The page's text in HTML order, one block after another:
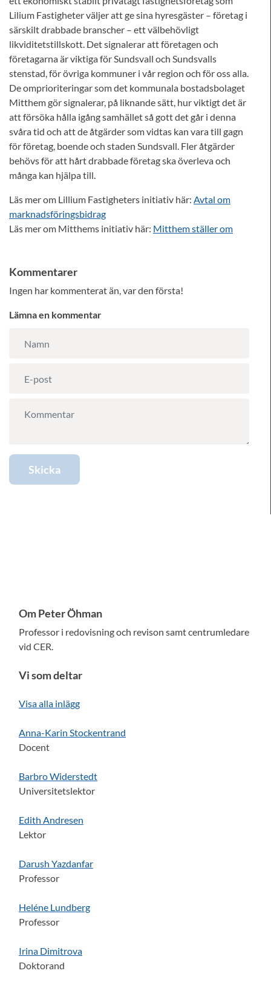
Lilium Fastigheter väljer att ge sina hyresgäster – företag i
särskilt drabbade branscher – ett välbehövligt
likviditetstillskott. Det signalerar att företagen och
företagarna är viktiga för Sundsvall och Sundsvalls
stenstad, för övriga kommuner i vår region och för oss alla.
De omprioriteringar som det kommunala bostadsbolaget
Mitthem gör signalerar, på liknande sätt, hur viktigt det är
att försöka hålla igång samhället så gott det går i denna
svåra tid och att de åtgärder som vidtas kan vara till gagn
för företag, boende och staden Sundsvall. Fler åtgärder
behövs för att hårt drabbade företag ska överleva och
många kan hjälpa till.
Läs mer om Lillium Fastigheters initiativ här: Avtal om
marknadsföringsbidrag
Läs mer om Mitthems initiativ här: Mitthem ställer om
Kommentarer
Ingen har kommenterat än, var den första!
Lämna en kommentar
Skicka
Om Peter Öhman
Professor i redovisning och revison samt centrumledare
vid CER.
Vi som deltar
Visa alla inlägg
Anna-Karin Stockentrand
Docent
Barbro Widerstedt
Universitetslektor
Edith Andresen
Lektor
Darush Yazdanfar
Professor
Heléne Lundberg
Professor
Irina Dimitrova
Doktorand